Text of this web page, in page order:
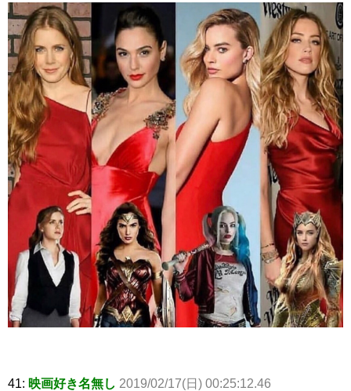
41: 映画好き名無し 2019/02/17(日) 00:25:12.46